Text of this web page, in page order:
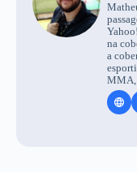
na
a
MMA,